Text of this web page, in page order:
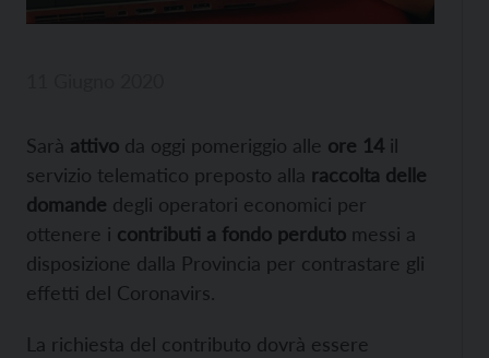
Sarà attivo da oggi pomeriggio alle ore 14 il
servizio telematico preposto alla raccolta delle
domande degli operatori economici per
ottenere i contributi a fondo perduto messi a
disposizione dalla Provincia per contrastare gli
effetti del Coronavirs.
La richiesta del contributo dovrà essere